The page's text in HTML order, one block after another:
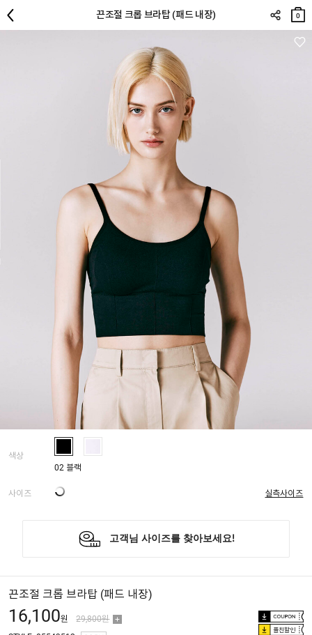
끈조절 크롭 브라탑 (패드 내장)
장바
구니
0
색상
02 블랙
사이즈 실측사이즈
끈조절 크롭 브라탑 (패드 내장)
16,100원 29,800원
플친할인